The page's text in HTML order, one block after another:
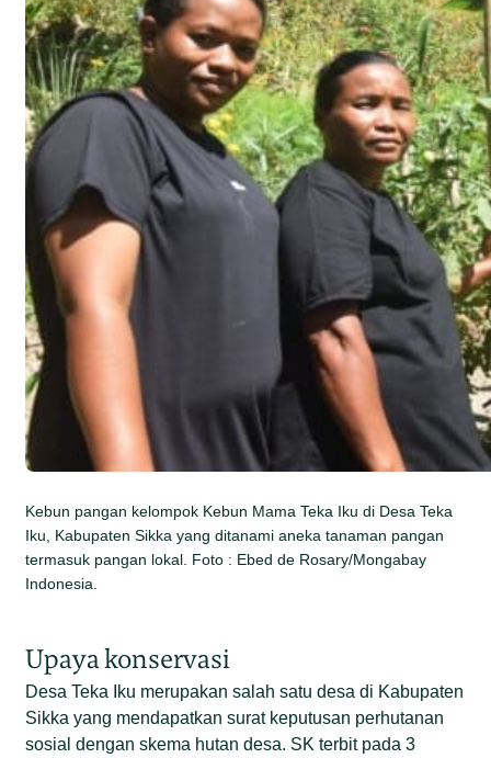
Kebun pangan kelompok Kebun Mama Teka Iku di Desa Teka
Iku, Kabupaten Sikka yang ditanami aneka tanaman pangan
termasuk pangan lokal. Foto : Ebed de Rosary/Mongabay
Indonesia.
Upaya konservasi
Desa Teka Iku merupakan salah satu desa di Kabupaten
Sikka yang mendapatkan surat keputusan perhutanan
sosial dengan skema hutan desa. SK terbit pada 3